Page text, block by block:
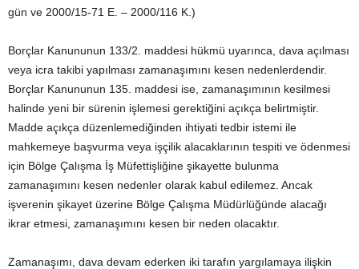
gün ve 2000/15-71 E. – 2000/116 K.)
Borçlar Kanununun 133/2. maddesi hükmü uyarınca, dava açılması
veya icra takibi yapılması zamanaşımını kesen nedenlerdendir.
Borçlar Kanununun 135. maddesi ise, zamanaşımının kesilmesi
halinde yeni bir sürenin işlemesi gerektiğini açıkça belirtmiştir.
Madde açıkça düzenlemediğinden ihtiyati tedbir istemi ile
mahkemeye başvurma veya işçilik alacaklarının tespiti ve ödenmesi
için Bölge Çalışma İş Müfettişliğine şikayette bulunma
zamanaşımını kesen nedenler olarak kabul edilemez. Ancak
işverenin şikayet üzerine Bölge Çalışma Müdürlüğünde alacağı
ikrar etmesi, zamanaşımını kesen bir neden olacaktır.
Zamanaşımı, dava devam ederken iki tarafın yargılamaya ilişkin